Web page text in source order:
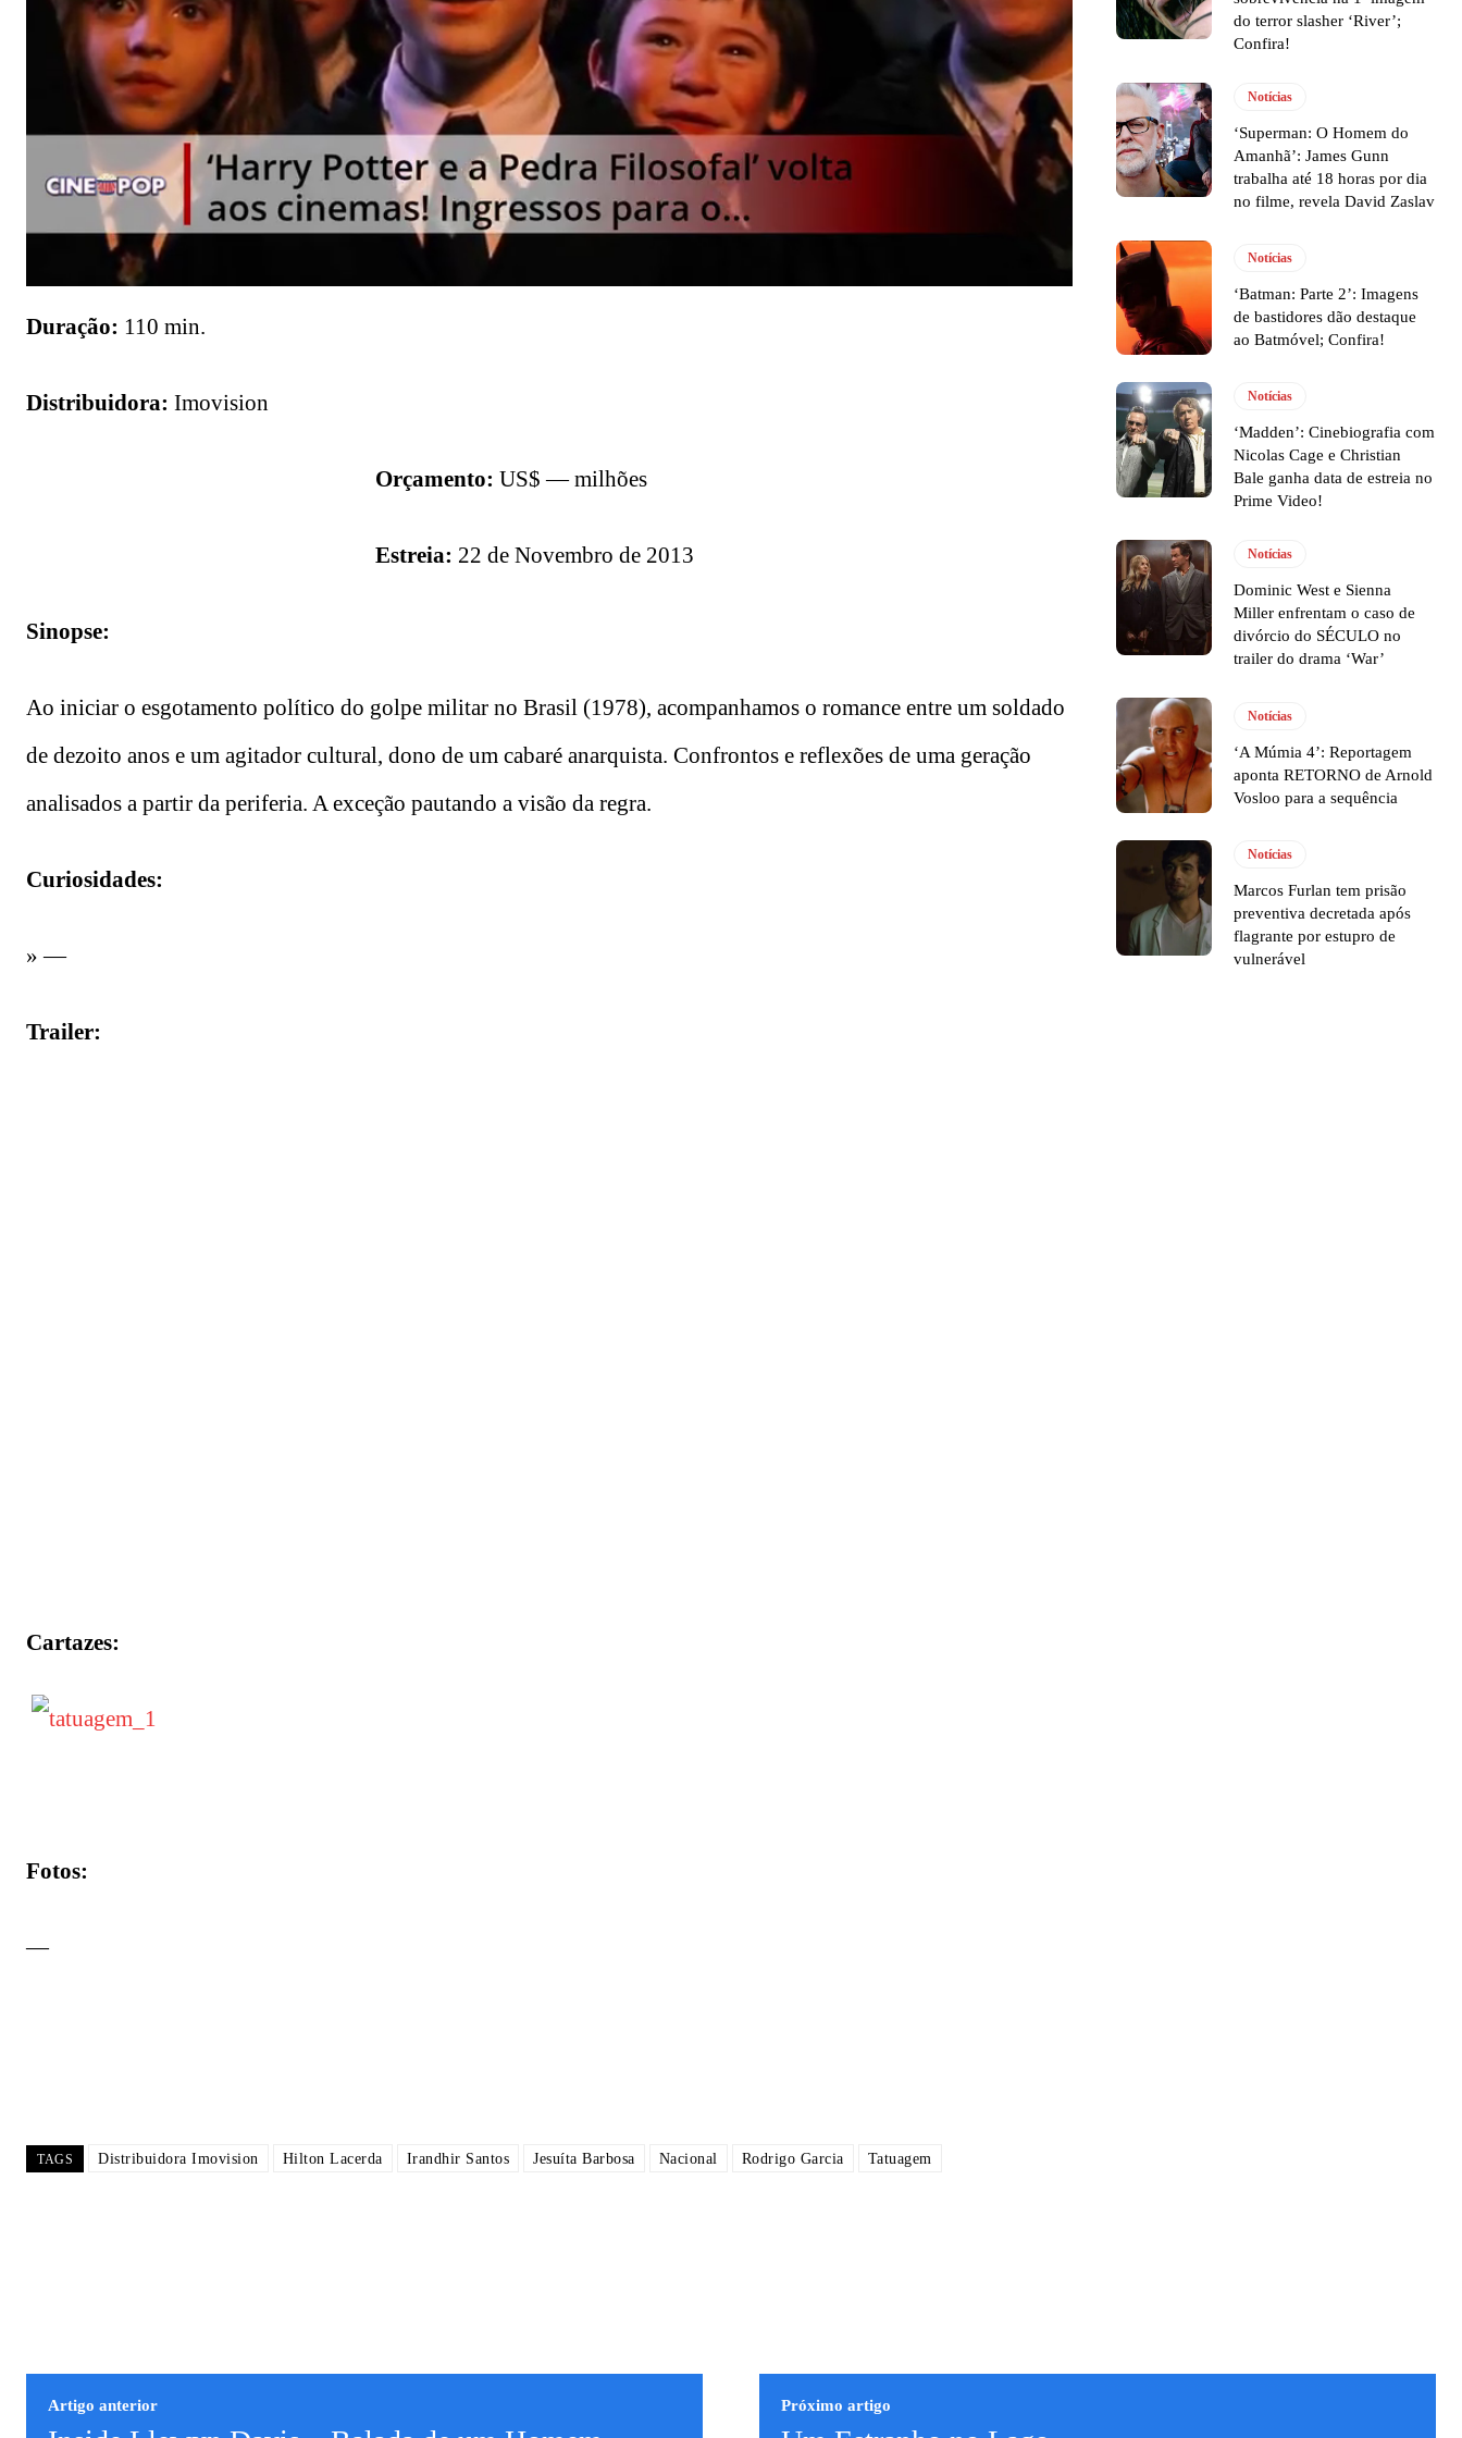
Duração: 110 min.
Distribuidora: Imovision
Orçamento: US$ — milhões
Estreia: 22 de Novembro de 2013
Sinopse:
Ao iniciar o esgotamento político do golpe militar no Brasil (1978), acompanhamos o romance entre um soldado
de dezoito anos e um agitador cultural, dono de um cabaré anarquista. Confrontos e reflexões de uma geração
analisados a partir da periferia. A exceção pautando a visão da regra.
Curiosidades:
» —
Trailer:
Cartazes:
Fotos:
—
TAGS Distribuidora Imovision Hilton Lacerda Irandhir Santos Jesuíta Barbosa Nacional Rodrigo Garcia Tatuagem
do terror slasher ‘River’;
Confira!
Notícias
‘Superman: O Homem do
Amanhã’: James Gunn
trabalha até 18 horas por dia
no filme, revela David Zaslav
Notícias
‘Batman: Parte 2’: Imagens
de bastidores dão destaque
ao Batmóvel; Confira!
Notícias
‘Madden’: Cinebiografia com
Nicolas Cage e Christian
Bale ganha data de estreia no
Prime Video!
Notícias
Dominic West e Sienna
Miller enfrentam o caso de
divórcio do SÉCULO no
trailer do drama ‘War’
Notícias
‘A Múmia 4’: Reportagem
aponta RETORNO de Arnold
Vosloo para a sequência
Notícias
Marcos Furlan tem prisão
preventiva decretada após
flagrante por estupro de
vulnerável
Artigo anterior Próximo artigo